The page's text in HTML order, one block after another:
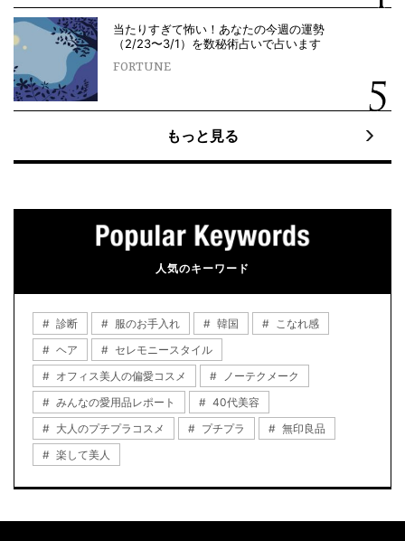
当たりすぎて怖い！あなたの今週の運勢
（2/23〜3/1）を数秘術占いで占います
FORTUNE
もっと見る
人気のキーワード
診断 服のお手入れ 韓国
こなれ感
ヘア
セレモニースタイル
オフィス美人の偏愛コスメ
ノーテクメーク
みんなの愛用品レポート
40代美容
大人のプチプラコスメ
プチプラ
無印良品
楽して美人